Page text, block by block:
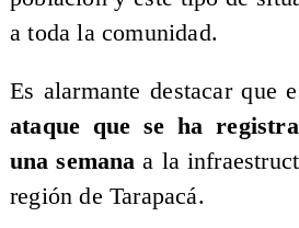
a toda la comunidad.
Es alarmante destacar que
ataque que se ha
una semana a la
región de Tarapacá.